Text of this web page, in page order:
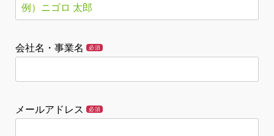
会社名・事業名 必須
メールアドレス 必須